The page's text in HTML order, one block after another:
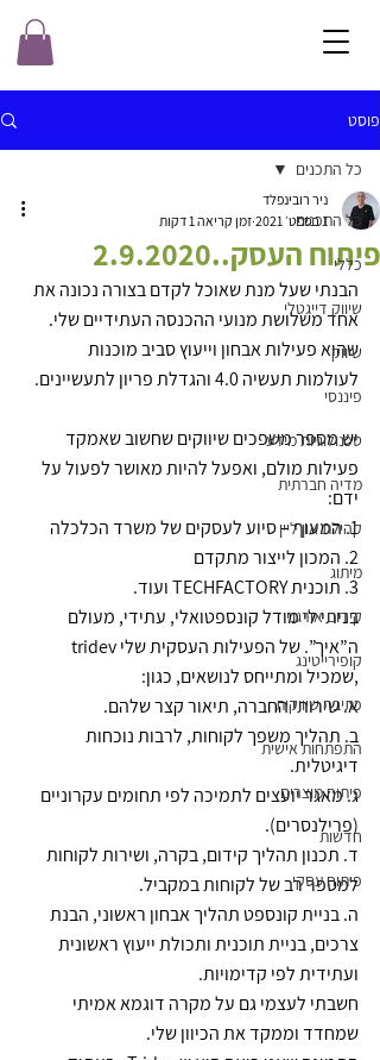
פוסט
כל התכנים
כללי
שיווק דייגטלי
שיווק
פיננסי
טכנולוגיות מידע
מדיה חברתית
קהילת און ליין
מיתוג
קידום אורגני
קופירייטינג
כתיבה שיווקית
התפתחות אישית
פיתוח מוצרים
חדשות
פיתוח עסקי
כל התכנים
פיתוח העסק..2.9.2020
ניר רובינפלד
1 בספט׳ 2021
זמן קריאה 1 דקות
הבנתי שעל מנת שאוכל לקדם בצורה נכונה את
אחד משלושת מנועי ההכנסה העתידיים שלי.
שהוא פעילות אבחון וייעוץ סביב מוכנות
לעולמות תעשיה 4.0 והגדלת פריון לתעשיינים.
יש מספר משפכים שיווקים שחשוב שאמקד
פעילות מולם, ואפעל להיות מאושר לפעול על
ידם:
1. המעוף – סיוע לעסקים של משרד הכלכלה
2. המכון לייצור מתקדם
3. תוכנית TECHFACTORY ועוד.
בניתי לי מודל קונספטואלי, עתידי, מעולם
,שמכיל ומתייחס לנושאים, כגון:
א. שירותי החברה, תיאור קצר שלהם.
ב. תהליך משפך לקוחות, לרבות נוכחות
דיגיטלית.
ג. מאגר יועצים לתמיכה לפי תחומים עקרוניים
(פרילנסרים).
ד. תכנון תהליך קידום, בקרה, ושירות לקוחות
למספר רב של לקוחות במקביל.
ה. בניית קונספט תהליך אבחון ראשוני, הבנת
צרכים, בניית תוכנית ותכולת ייעוץ ראשונית
ועתידית לפי קדימויות.
חשבתי לעצמי גם על מקרה דוגמא אמיתי
שמחדד וממקד את הכיוון שלי.